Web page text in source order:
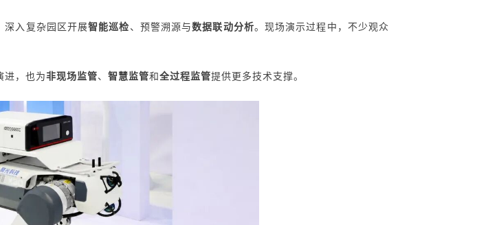
深入复杂园区开展智能巡检、 预警溯源与数据联动分析。现场演示过程中，不少观众
进，也为非现场监管、 智慧监管和全过程监管提供更多技术支撑。